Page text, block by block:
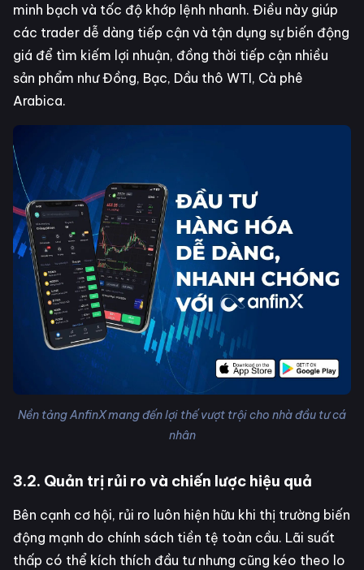
minh bạch và tốc độ khớp lệnh nhanh. Điều này giúp
các trader dễ dàng tiếp cận và tận dụng sự biến động
giá để tìm kiếm lợi nhuận, đồng thời tiếp cận nhiều
sản phẩm như Đồng, Bạc, Dầu thô WTI, Cà phê
Arabica.
Nền tảng AnfinX mang đến lợi thế vượt trội cho nhà đầu tư cá
nhân
3.2. Quản trị rủi ro và chiến lược hiệu quả
Bên cạnh cơ hội, rủi ro luôn hiện hữu khi thị trường biến
động mạnh do chính sách tiền tệ toàn cầu. Lãi suất
thấp có thể kích thích đầu tư nhưng cũng kéo theo lo